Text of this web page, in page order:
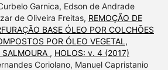
Garnica, Edson de Andrade
de Oliveira Freitas, REMOÇÃO DE
BASE ÓLEO POR COLCHÕES
POR ÓLEO VEGETAL,
, HOLOS: v. 4 (2017)
Coriolano, Manuel Capristanio